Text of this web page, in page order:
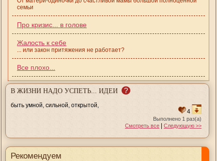
семьи
Про кризис... в голове
Жалость к себе
... или закон притяжения не работает?
Все плохо...
В ЖИЗНИ НАДО УСПЕТЬ... ИДЕИ ?
быть умной, сильной, открытой,
4
Выполнено 1 раз(а)
Смотреть все | Следующую >>
Рекомендуем